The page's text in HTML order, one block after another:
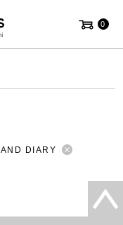
0
AND DIARY